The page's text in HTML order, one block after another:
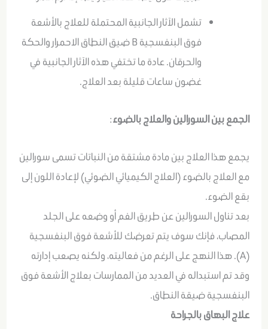
تشمل الآثار الجانبية المحتملة للعلاج بالأشعة
فوق البنفسجية B ضيق النطاق الاحمرار والحكة
والحرقان. عادة ما تختفي هذه الآثار الجانبية في
غضون ساعات قليلة بعد العلاج.
الجمع بين السورالين والعلاج بالضوء:
يجمع هذا العلاج بين مادة مشتقة من النباتات تسمى سورالين
مع العلاج بالضوء (العلاج الكيميائي الضوئي) لإعادة اللون إلى
بقع الضوء.
بعد تناول السورالين عن طريق الفم أو وضعه على الجلد
المصاب، فإنك سوف يتم تعرضك للأشعة فوق البنفسجية
(A). هذا النهج على الرغم من فعاليته، ولكنه يصعب إدارته
وقد تم استبداله في العديد من الممارسات بعلاج الأشعة فوق
البنفسجية ضيقة النطاق.
علاج البهاق بالجراحة